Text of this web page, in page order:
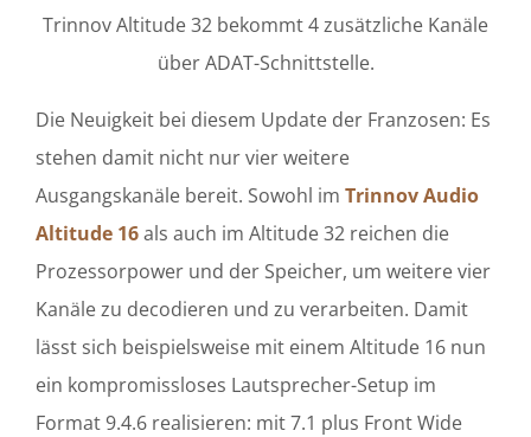
Trinnov Altitude 32 bekommt 4 zusätzliche Kanäle
über ADAT-Schnittstelle.
Die Neuigkeit bei diesem Update der Franzosen: Es
stehen damit nicht nur vier weitere
Ausgangskanäle bereit. Sowohl im Trinnov Audio
Altitude 16als auch im Altitude 32 reichen die
Prozessorpower und der Speicher, um weitere vier
Kanäle zu decodieren und zu verarbeiten. Damit
lässt sich beispielsweise mit einem Altitude 16 nun
ein kompromissloses Lautsprecher-Setup im
Format 9.4.6 realisieren: mit 7.1 plus Front Wide